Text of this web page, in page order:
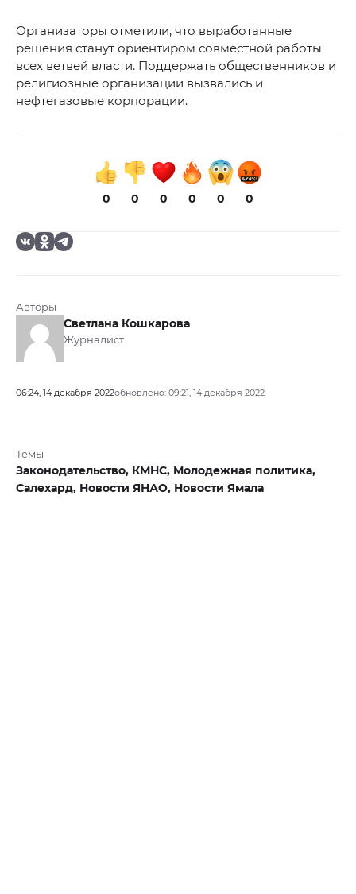
Организаторы отметили, что выработанные
решения станут ориентиром совместной работы
всех ветвей власти. Поддержать общественников и
религиозные организации вызвались и
нефтегазовые корпорации.
0 0 0 0 0 0
Авторы
Светлана Кошкарова
Журналист
06:24, 14 декабря 2022обновлено: 09:21, 14 декабря 2022
Темы
Законодательство, КМНС, Молодежная политика,
Салехард, Новости ЯНАО, Новости Ямала